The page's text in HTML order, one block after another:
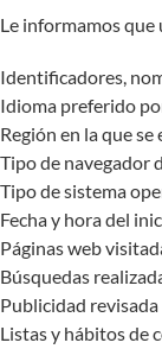
Le informamos
Identificadores,
Idioma preferido
Región en la que
Tipo de navegador
Tipo de sistema
Fecha y hora del
Páginas web
Búsquedas
Publicidad
Listas y hábitos de